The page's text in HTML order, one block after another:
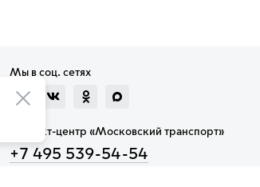
Мы в соц. сетях
Контакт-центр «Московский транспорт»
+7 495 539-54-54